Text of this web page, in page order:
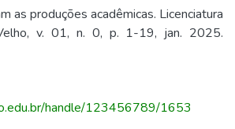
as produções acadêmicas. Licenciatura
v. 01, n. 0, p. 1-19, jan. 2025.
handle/123456789/1653